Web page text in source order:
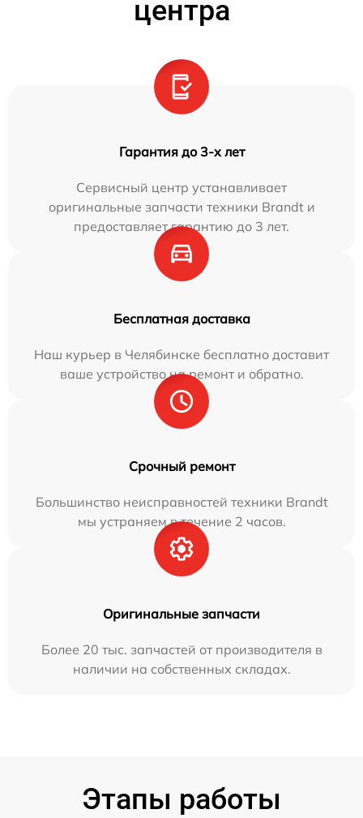
центра
Гарантия до 3-х лет
Сервисный центр устанавливает
оригинальные запчасти техники Brandt и
предоставляет гарантию до 3 лет.
Бесплатная доставка
Наш курьер в Челябинске бесплатно доставит
ваше устройство на ремонт и обратно.
Срочный ремонт
Большинство неисправностей техники Brandt
мы устраняем в течение 2 часов.
Оригинальные запчасти
Более 20 тыс. запчастей от производителя в
наличии на собственных складах.
Этапы работы